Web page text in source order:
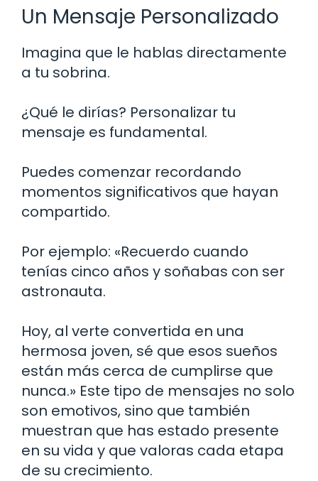
Un Mensaje Personalizado
Imagina que le hablas directamente
a tu sobrina.
¿Qué le dirías? Personalizar tu
mensaje es fundamental.
Puedes comenzar recordando
momentos significativos que hayan
compartido.
Por ejemplo: «Recuerdo cuando
tenías cinco años y soñabas con ser
astronauta.
Hoy, al verte convertida en una
hermosa joven, sé que esos sueños
están más cerca de cumplirse que
nunca.» Este tipo de mensajes no solo
son emotivos, sino que también
muestran que has estado presente
en su vida y que valoras cada etapa
de su crecimiento.